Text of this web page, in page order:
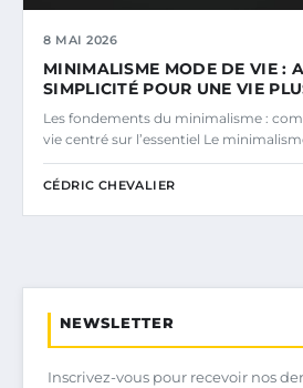
8 MAI 2026
MINIMALISME MODE DE VIE :
SIMPLICITÉ POUR UNE VIE
Les fondements du minimalisme :
vie centré sur l’essentiel Le
CÉDRIC CHEVALIER
NEWSLETTER
Inscrivez-vous pour recevoir nos